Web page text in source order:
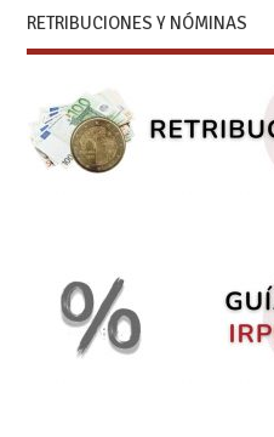
RETRIBUCIONES Y NÓMINAS